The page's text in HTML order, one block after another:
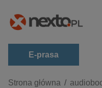
E-prasa
Kategorie
Strona główna